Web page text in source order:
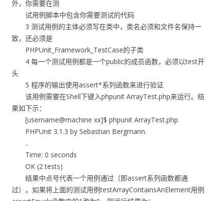
外，你需要在测
试用例脚本中包含你需要测试的代码
3 测试用例的主体必须写在类中，类名必须和文件名保持一
致，还必须是
PHPUnit_Framework_TestCase的子类
4 每一个测试用例都是一个public的成员函数，必须以test开
头
5 程序的输出使用assert*系列函数来进行验证
该用例需要在Shell下键入phpunit ArrayTest.php来运行。结
果如下示：
[username@machine xx]$ phpunit ArrayTest.php
PHPUnit 3.1.3 by Sebastian Bergmann.
..
Time: 0 seconds
OK (2 tests)
结果中点号代表一个用例通过（即assert系列函数都通
过）。如果将上面的测试用例testArrayContainsAnElement用例